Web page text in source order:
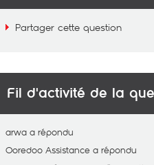
Partager cette question
Fil d'activité de la
arwa a répondu
Ooredoo Assistance a répondu